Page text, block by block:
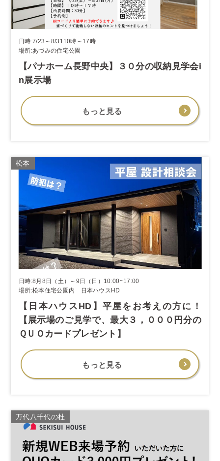
日時:7/23～8/3110時～17時
場所:あづみの住宅公園
【パナホーム長野中央】３０分の収納見学会i
n展示場
もっと見る
松本
日時:8月8日（土）～9日（日）10:00~17:00
場所:松本住宅公園内 日本ハウスHD
【日本ハウスHD】平屋をお考えの方に！
【展示場のご見学で、最大３，０００円分の
ＱＵＯカードプレゼント】
もっと見る
万代八千代の杜